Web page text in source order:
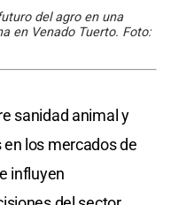
del agro en una
en Venado Tuerto. Foto:
sanidad animal y
los mercados de
influyen